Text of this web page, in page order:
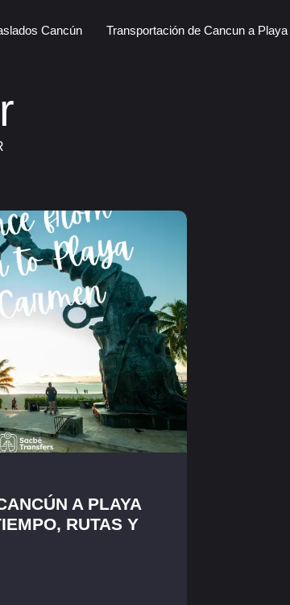
Cancún Transportación de Cancun a
A PLAYA
RUTAS Y